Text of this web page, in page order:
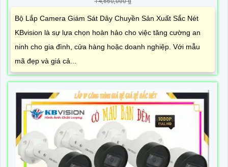
Bộ Lắp Camera Giám Sát Dây Chuyền Sản Xuất Sắc Nét
KBvision là sự lựa chọn hoàn hảo cho việc tăng cường an
ninh cho gia đình, cửa hàng hoặc doanh nghiệp. Với mẫu
mã đẹp và giá cả...